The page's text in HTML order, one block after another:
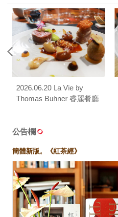
2026.06.20 La Vie by
Thomas Buhner 睿麗餐廳
公告欄
簡體新版。《紅茶經》